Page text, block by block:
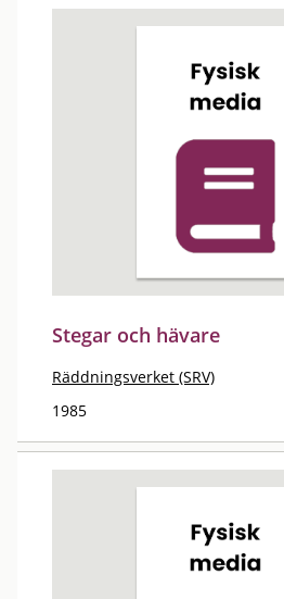
Stegar och hävare
Räddningsverket (SRV)
1985